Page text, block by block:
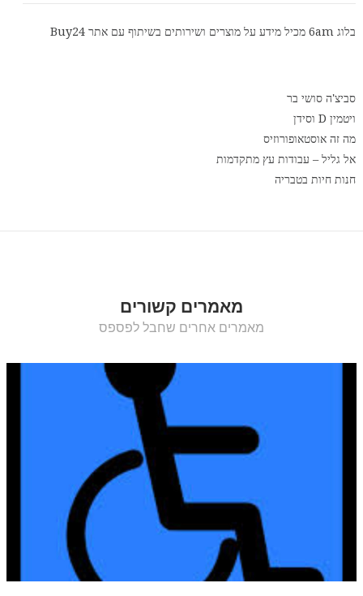
בלוג 6am מכיל מידע על מוצרים ושירותים בשיתוף עם אתר Buy24
סביצ'ה סושי בר
ויטמין D וסידן
מה זה אוסטאופורוזיס
אל גליל – עבודות עץ מתקדמות
חנות חיות בטבריה
מאמרים קשורים
מאמרים אחרים שחבל לפספס